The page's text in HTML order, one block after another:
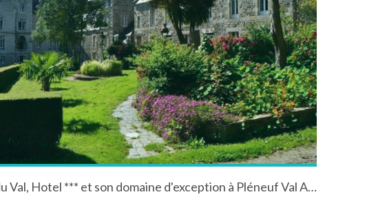
Le Château du Val, Hotel *** et son domaine d'exception à Pléneuf Val André